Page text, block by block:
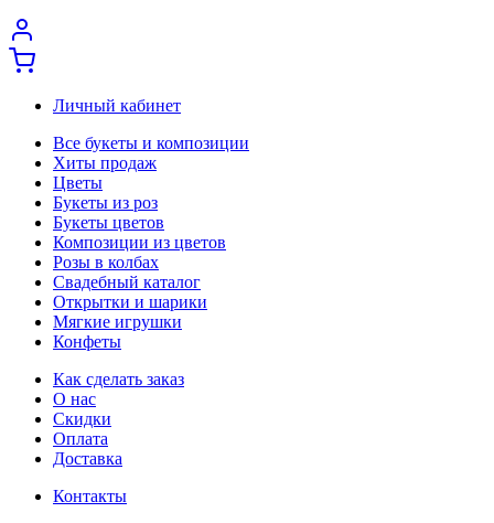
Личный кабинет
Все букеты и композиции
Хиты продаж
Цветы
Букеты из роз
Букеты цветов
Композиции из цветов
Розы в колбах
Свадебный каталог
Открытки и шарики
Мягкие игрушки
Конфеты
Как сделать заказ
О нас
Скидки
Оплата
Доставка
Контакты